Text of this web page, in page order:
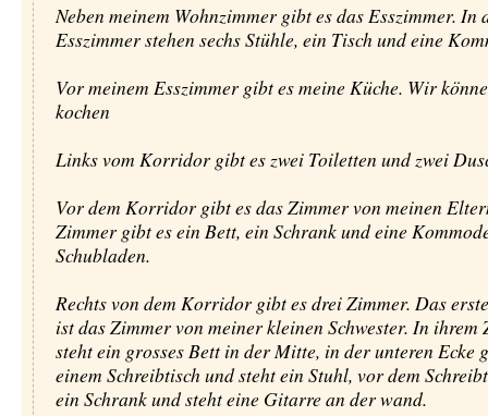
Neben meinem Wohnzimmer gibt es das Esszimmer. In
Esszimmer stehen sechs Stühle, ein Tisch und eine
Vor meinem Esszimmer gibt es meine Küche. Wir
kochen
Links vom Korridor gibt es zwei Toiletten und zwei
Vor dem Korridor gibt es das Zimmer von meinen
Zimmer gibt es ein Bett, ein Schrank und eine
Schubladen.
Rechts von dem Korridor gibt es drei Zimmer. Das
ist das Zimmer von meiner kleinen Schwester. In ihrem
steht ein grosses Bett in der Mitte, in der unteren Ecke
einem Schreibtisch und steht ein Stuhl, vor dem
ein Schrank und steht eine Gitarre an der wand.